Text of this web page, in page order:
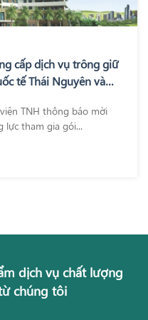
cấp dịch vụ trông giữ
tế Thái Nguyên và
TNH thông báo mời
lực tham gia gói...
dịch vụ chất lượng
chúng tôi